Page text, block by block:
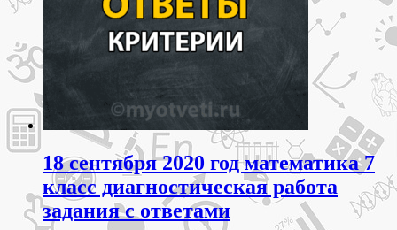
18 сентября 2020 год математика 7
класс диагностическая работа
задания с ответами